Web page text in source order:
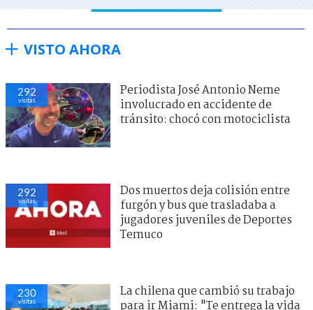
VISTO AHORA
292
visitas
Periodista José Antonio Neme
involucrado en accidente de
tránsito: chocó con motociclista
292
visitas
Dos muertos deja colisión entre
furgón y bus que trasladaba a
jugadores juveniles de Deportes
Temuco
230
visitas
La chilena que cambió su trabajo
para ir Miami: "Te entrega la vida